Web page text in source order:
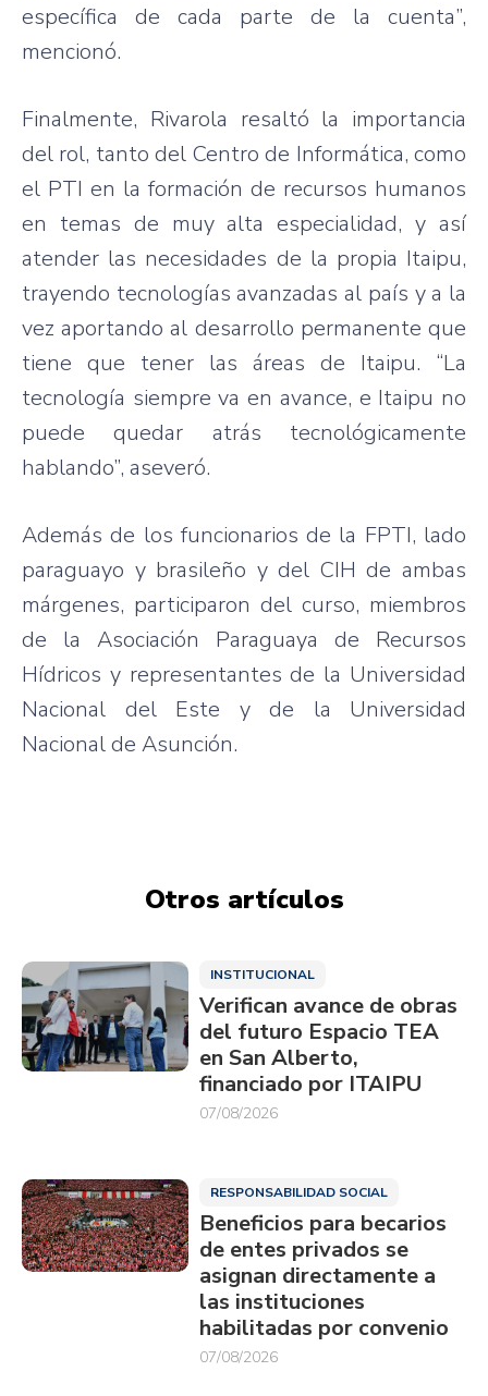
específica de cada parte de la cuenta”,
mencionó.
Finalmente, Rivarola resaltó la importancia
del rol, tanto del Centro de Informática, como
el PTI en la formación de recursos humanos
en temas de muy alta especialidad, y así
atender las necesidades de la propia Itaipu,
trayendo tecnologías avanzadas al país y a la
vez aportando al desarrollo permanente que
tiene que tener las áreas de Itaipu. “La
tecnología siempre va en avance, e Itaipu no
puede quedar atrás tecnológicamente
hablando”, aseveró.
Además de los funcionarios de la FPTI, lado
paraguayo y brasileño y del CIH de ambas
márgenes, participaron del curso, miembros
de la Asociación Paraguaya de Recursos
Hídricos y representantes de la Universidad
Nacional del Este y de la Universidad
Nacional de Asunción.
Otros artículos
INSTITUCIONAL
Verifican avance de obras
del futuro Espacio TEA
en San Alberto,
financiado por ITAIPU
07/08/2026
RESPONSABILIDAD SOCIAL
Beneficios para becarios
de entes privados se
asignan directamente a
las instituciones
habilitadas por convenio
07/08/2026